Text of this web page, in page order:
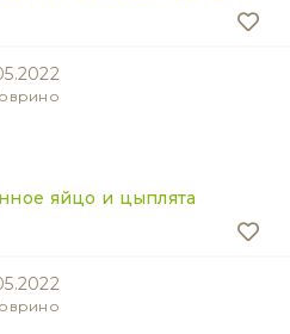
яйцо и цыплята